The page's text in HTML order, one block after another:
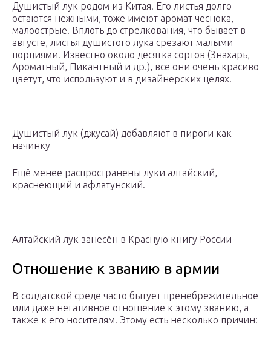
Душистый лук родом из Китая. Его листья долго
остаются нежными, тоже имеют аромат чеснока,
малоострые. Вплоть до стрелкования, что бывает в
августе, листья душистого лука срезают малыми
порциями. Известно около десятка сортов (Знахарь,
Ароматный, Пикантный и др.), все они очень красиво
цветут, что используют и в дизайнерских целях.
Душистый лук (джусай) добавляют в пироги как
начинку
Ещё менее распространены луки алтайский,
краснеющий и афлатунский.
Алтайский лук занесён в Красную книгу России
Отношение к званию в армии
В солдатской среде часто бытует пренебрежительное
или даже негативное отношение к этому званию, а
также к его носителям. Этому есть несколько причин: